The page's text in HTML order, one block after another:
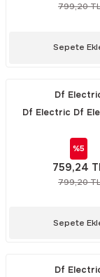
799,20
Sepete
Df
Df Electric Df
/ 1 PAKET
%5
759,24
799,20
Sepete
Df